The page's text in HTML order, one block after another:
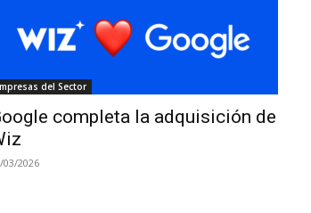
del Sector
completa la adquisición de
03/2026